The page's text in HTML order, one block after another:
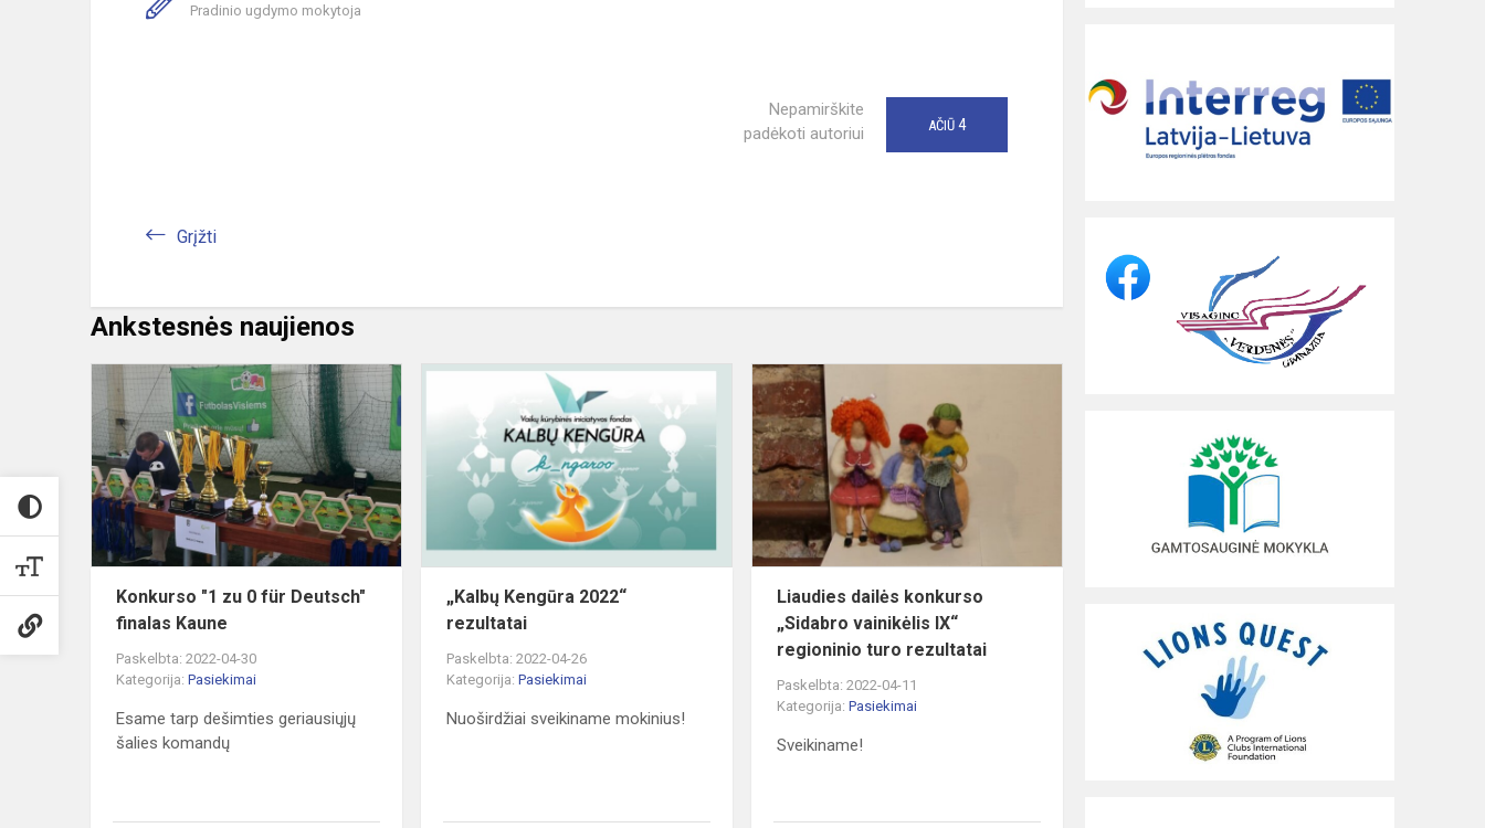
Pradinio ugdymo mokytoja
Nepamirškite
padėkoti autoriui
AČIŪ 4
Grįžti
Ankstesnės naujienos
Konkurso
"1
zu
0
für
Deutsch"
finalas
Konkurso "1 zu 0 für Deutsch"
finalas Kaune
Paskelbta: 2022-04-30
Kategorija: Pasiekimai
Esame tarp dešimties geriausiųjų
šalies komandų
„Kalbų
Kengūra
2022“
rezultatai
„Kalbų Kengūra 2022“
rezultatai
Paskelbta: 2022-04-26
Kategorija:Pasiekimai
Nuoširdžiai sveikiname mokinius!
Liaudies dailės konkurso
„Sidabro vainikėlis IX“
regioninio turo rezultatai
Paskelbta: 2022-04-11
Kategorija:Pasiekimai
Sveikiname!